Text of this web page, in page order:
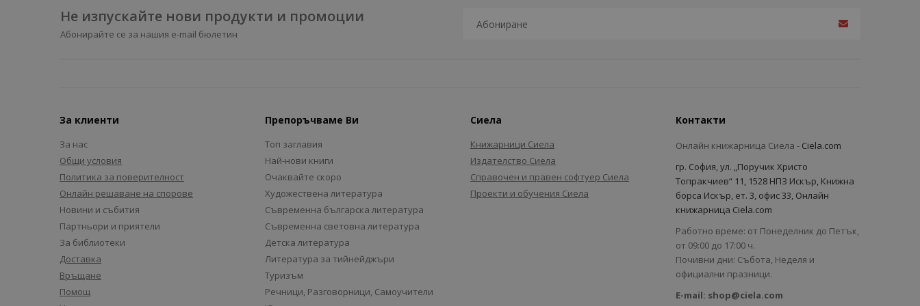
Не изпускайте нови продукти и промоции
Абонирайте се за нашия e-mail бюлетин
За клиенти
За нас
Общи условия
Политика за поверителност
Онлайн решаване на спорове
Новини и събития
Партньори и приятели
За библиотеки
Доставка
Връщане
Помощ
Препоръчваме Ви
Топ заглавия
Най-нови книги
Очаквайте скоро
Художествена литература
Съвременна българска литература
Съвременна световна литература
Детска литература
Литература за тийнейджъри
Туризъм
Речници, Разговорници, Самоучители
Сиела
Книжарници Сиела
Издателство Сиела
Справочен и правен софтуер Сиела
Проекти и обучения Сиела
Контакти
Онлайн книжарница Сиела - Ciela.com
гр. София, ул. „Поручик Христо
Топракчиев“ 11, 1528 НПЗ Искър, Книжна
борса Искър, ет. 3, офис 33, Онлайн
книжарница Ciela.com
Работно време: от Понеделник до Петък,
от 09:00 до 17:00 ч.
Почивни дни: Събота, Неделя и
официални празници.
E-mail: shop@ciela.com